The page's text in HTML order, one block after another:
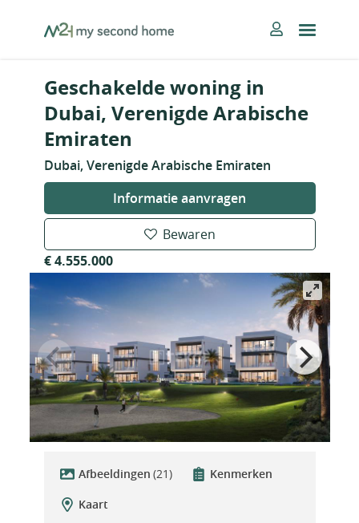
MySecondHome
Geschakelde woning in
Dubai, Verenigde Arabische
Emiraten
Dubai, Verenigde Arabische Emiraten
Informatie aanvragen
Bewaren
€ 4.555.000
Afbeeldingen (21)
Kenmerken
Kaart